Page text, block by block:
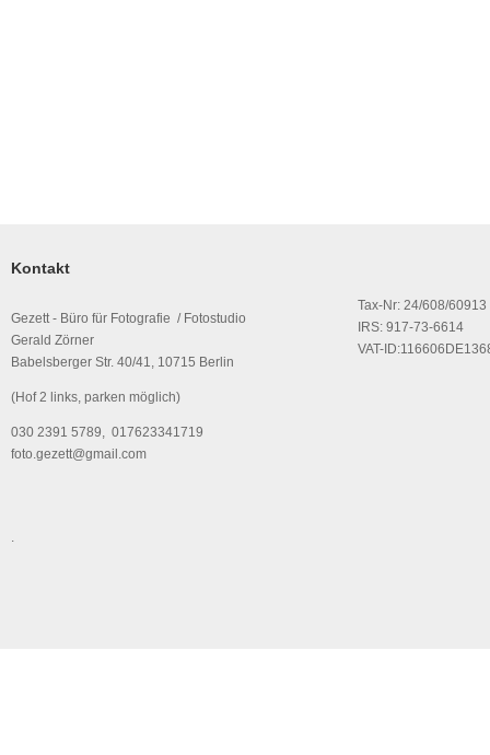
Kontakt
Gezett - Büro für Fotografie / Fotostudio
Gerald Zörner
Babelsberger Str. 40/41, 10715 Berlin
(Hof 2 links, parken möglich)
030 2391 5789, 017623341719
foto.gezett@gmail.com
Tax-Nr: 24/608/60913
IRS: 917-73-6614
VAT-
.